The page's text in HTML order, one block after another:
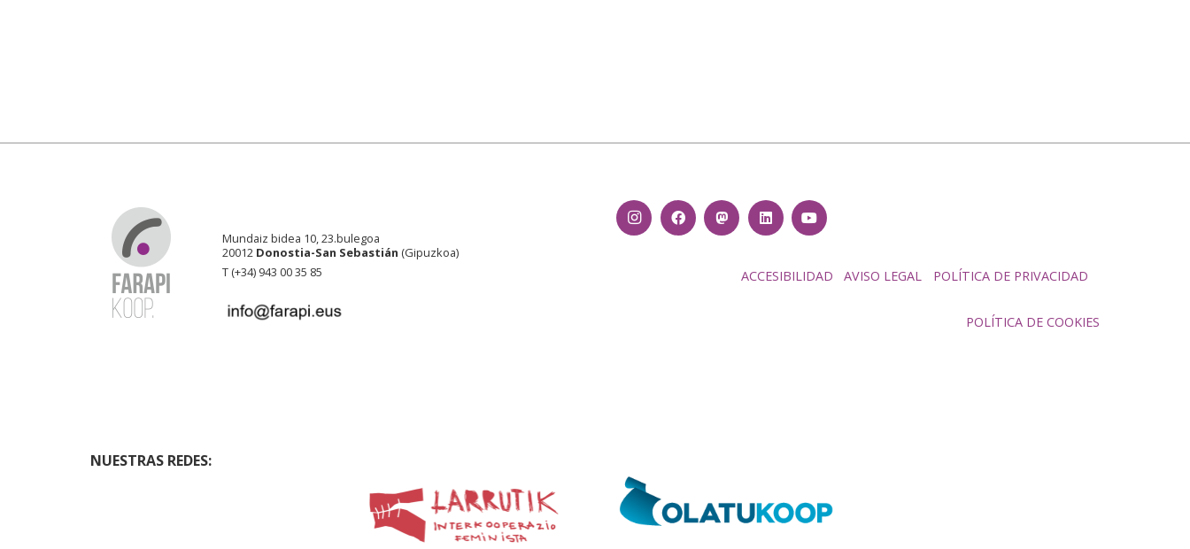
Mundaiz bidea 10, 23.bulegoa
20012 Donostia-San Sebastián (Gipuzkoa)
T (+34) 943 00 35 85
ACCESIBILIDAD AVISO LEGAL POLÍTICA DE PRIVACIDAD
POLÍTICA DE COOKIES
NUESTRAS REDES: